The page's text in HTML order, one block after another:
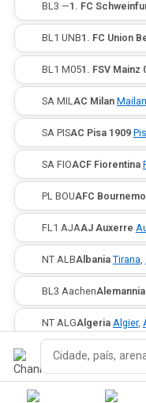
·BL3·—1. FC
·BL1 ·UNB1. FC Union
·BL1 ·M051. FSV Mainz
·SA·MILAC Milan·
·SA·PISAC Pisa 1909·
·SA·FIOACF Fiorentina·
·PL·BOUAFC
·FL1 ·AJAAJ Auxerre·
·NT·ALBAlbania·Tirana,
·BL3·Aachen
·NT·ALGAlgeria·Algier,
FL1·ANGAngers SCO·
Pesquisar